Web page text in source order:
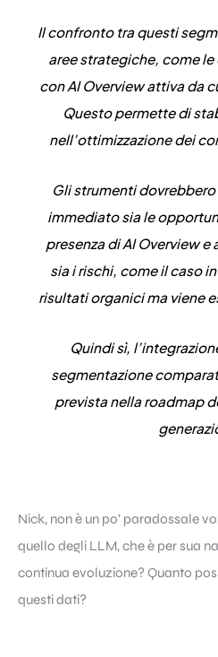
Il confronto tra questi
aree strategiche, come
con AI Overview attiva da
Questo permette di
nell’ottimizzazione dei
Gli strumenti
immediato sia le
presenza di AI Overview e
sia i rischi, come il caso
risultati organici ma viene
Quindi sì,
segmentazione
prevista nella roadmap
Nick, non è un po’ paradossale
quello degli LLM, che è per sua
continua evoluzione? Quanto
questi dati?